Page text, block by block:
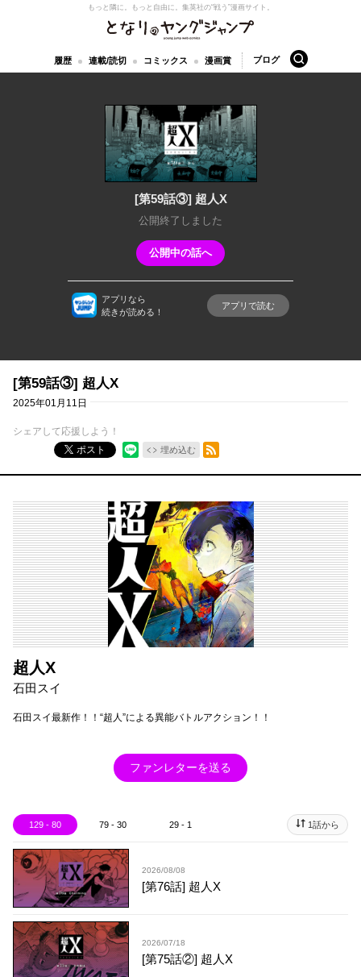
となりのヤングジャンプ
もっと隣に。もっと自由に。 集英社の“戦う”漫画サイト。
履歴 連載/読切 コミックス 漫画賞 ブログ 検索
[第59話③] 超人X
公開終了しました
公開中の話へ
アプリなら
続きが読める！
アプリで読む
[第59話③] 超人X
2025年01月11日
シェアして応援しよう！
ポスト
埋め込む
RSSフィード
超人X
石田スイ
石田スイ最新作！！“超人”による異能バトルアクション！！
ファンレターを送る
129 - 80 79 - 30 29 - 1 1話から
2026/08/08
[第76話] 超人X
2026/07/18
[第75話②] 超人X